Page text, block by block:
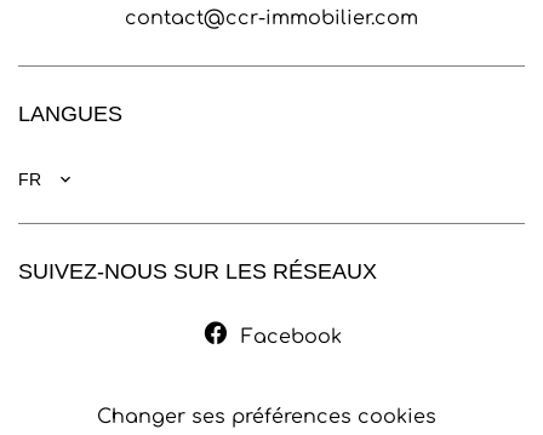
contact@ccr-immobilier.com
LANGUES
FR
SUIVEZ-NOUS SUR LES RÉSEAUX
Facebook
Changer ses préférences cookies